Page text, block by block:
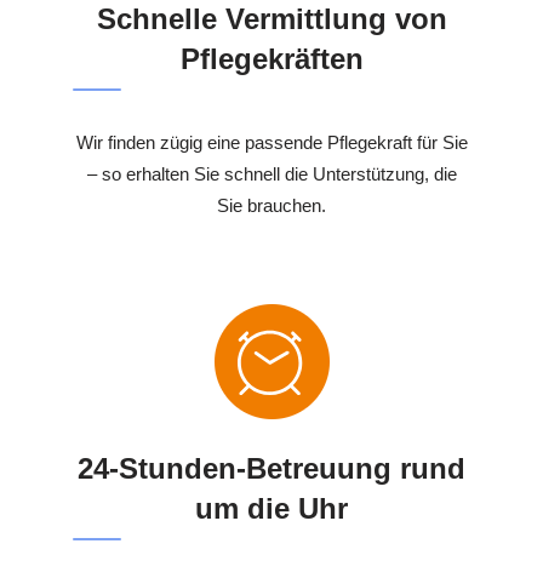
Schnelle Vermittlung von
Pflegekräften
Wir finden zügig eine passende Pflegekraft für Sie
– so erhalten Sie schnell die Unterstützung, die
Sie brauchen.
24-Stunden-Betreuung rund
um die Uhr